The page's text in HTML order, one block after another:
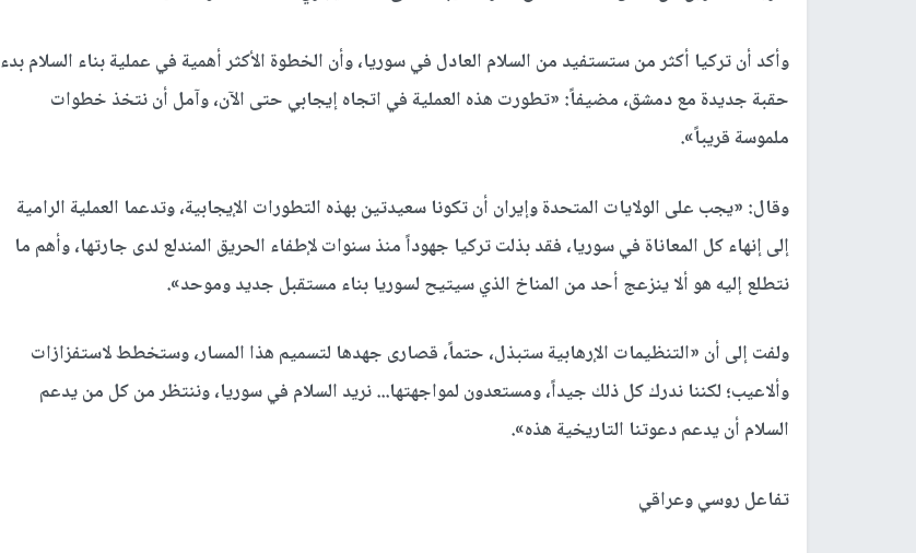
وأكد أن تركيا أكثر من ستستفيد من السلام العادل في سوريا، وأن الخطوة الأكثر أهمية في عملية بناء السلام بدء
حقبة جديدة مع دمشق، مضيفاً: «تطورت هذه العملية في اتجاه إيجابي حتى الآن، وآمل أن نتخذ خطوات
ملموسة قريباً».
وقال: «يجب على الولايات المتحدة وإيران أن تكونا سعيدتين بهذه التطورات الإيجابية، وتدعما العملية الرامية
إلى إنهاء كل المعاناة في سوريا، فقد بذلت تركيا جهوداً منذ سنوات لإطفاء الحريق المندلع لدى جارتها، وأهم ما
نتطلع إليه هو ألا ينزعج أحد من المناخ الذي سيتيح لسوريا بناء مستقبل جديد وموحد».
ولفت إلى أن «التنظيمات الإرهابية ستبذل، حتماً، قصارى جهدها لتسميم هذا المسار، وستخطط لاستفزازات
وألاعيب؛ لكننا ندرك كل ذلك جيداً، ومستعدون لمواجهتها... نريد السلام في سوريا، وننتظر من كل من يدعم
السلام أن يدعم دعوتنا التاريخية هذه».
تفاعل روسي وعراقي